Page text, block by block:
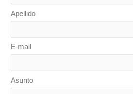
Apellido
E-mail
Asunto